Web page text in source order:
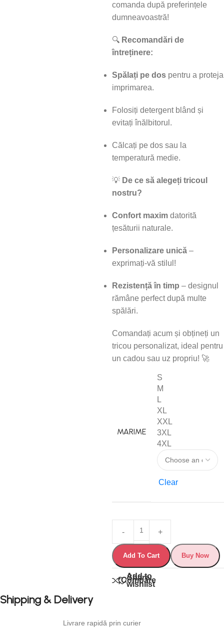
comanda după preferințele
dumneavoastră!
🔍 Recomandări de
întreținere:
Spălați pe dos pentru a proteja
imprimarea.
Folosiți detergent blând și
evitați înălbitorul.
Călcați pe dos sau la
temperatură medie.
💡 De ce să alegeți tricoul
nostru?
Confort maxim datorită
țesăturii naturale.
Personalizare unică –
exprimați-vă stilul!
Rezistență în timp – designul
rămâne perfect după multe
spălări.
Comandați acum și obțineți un
tricou personalizat, ideal pentru
un cadou sau uz propriu! 🚀
MARIME
S
M
L
XL
XXL
3XL
4XL
Clear
Add To Cart Buy Now
Compare
Add to
wishlist
Share:
Shipping & Delivery
Livrare rapidă prin curier